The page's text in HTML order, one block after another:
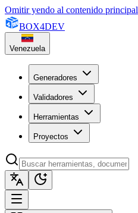
Omitir yendo al contenido principal
BOX4DEV
Venezuela
Generadores
Validadores
Herramientas
Proyectos